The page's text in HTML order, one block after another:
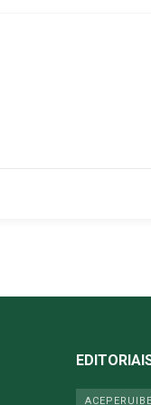
ACEPERUIBE